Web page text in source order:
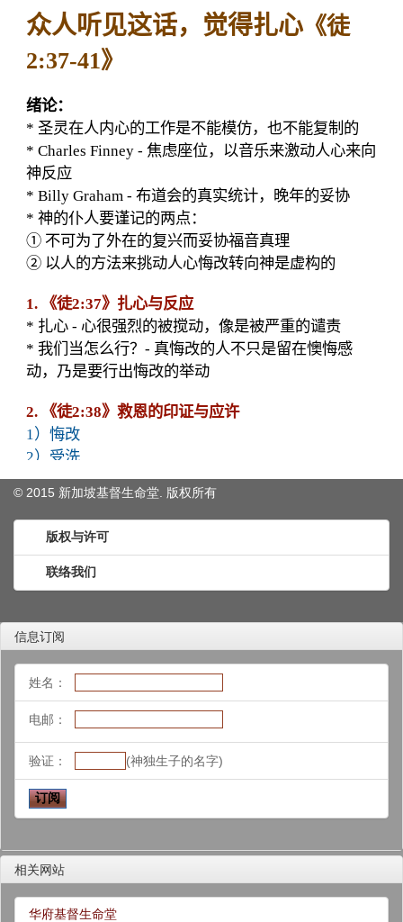
© 2015 新加坡基督生命堂. 版权所有
版权与许可
联络我们
信息订阅
姓名：
电邮：
验证： (神独生子的名字)
相关网站
华府基督生命堂